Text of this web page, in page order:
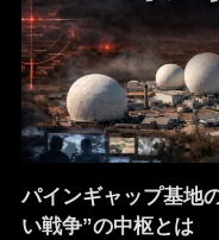
パインギャップ基地
い戦争”の中枢とは